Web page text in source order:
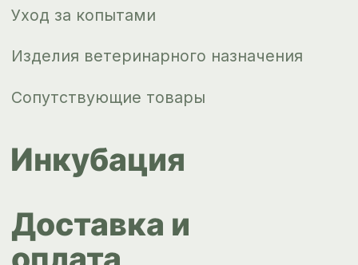
ips66@bk.ru
+7 343 264
О компании
Контакты
Новости